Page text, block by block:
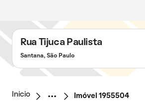
Rua Tijuca Paulista
Santana, São Paulo
Início Imóvel 1955504